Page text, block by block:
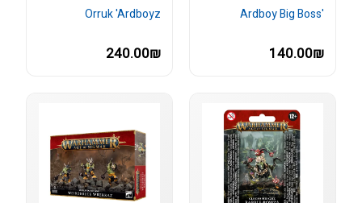
'Ardboy Big Boss
140.00₪
Orruk 'Ardboyz
240.00₪